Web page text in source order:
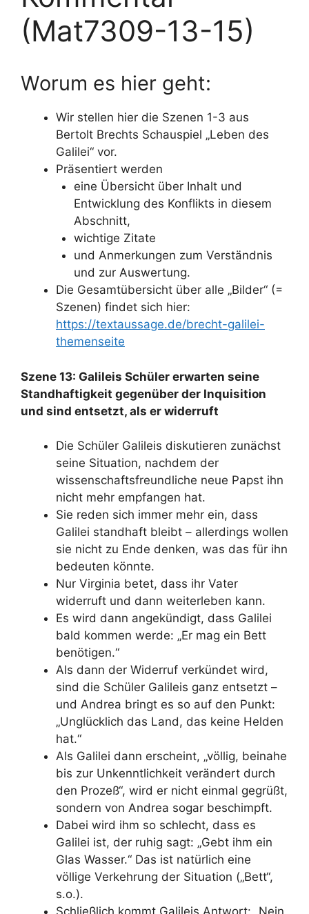
(Mat7309-13-15)
Worum es hier geht:
Wir stellen hier die Szenen 1-3 aus
Bertolt Brechts Schauspiel „Leben des
Galilei“ vor.
Präsentiert werden
eine Übersicht über Inhalt und
Entwicklung des Konflikts in diesem
Abschnitt,
wichtige Zitate
und Anmerkungen zum Verständnis
und zur Auswertung.
Die Gesamtübersicht über alle „Bilder“ (=
Szenen) findet sich hier:
https://textaussage.de/brecht-galilei-
themenseite
Szene 13: Galileis Schüler erwarten seine
Standhaftigkeit gegenüber der Inquisition
und sind entsetzt, als er widerruft
Die Schüler Galileis diskutieren zunächst
seine Situation, nachdem der
wissenschaftsfreundliche neue Papst ihn
nicht mehr empfangen hat.
Sie reden sich immer mehr ein, dass
Galilei standhaft bleibt – allerdings wollen
sie nicht zu Ende denken, was das für ihn
bedeuten könnte.
Nur Virginia betet, dass ihr Vater
widerruft und dann weiterleben kann.
Es wird dann angekündigt, dass Galilei
bald kommen werde: „Er mag ein Bett
benötigen.“
Als dann der Widerruf verkündet wird,
sind die Schüler Galileis ganz entsetzt –
und Andrea bringt es so auf den Punkt:
„Unglücklich das Land, das keine Helden
hat.“
Als Galilei dann erscheint, „völlig, beinahe
bis zur Unkenntlichkeit verändert durch
den Prozeß“, wird er nicht einmal gegrüßt,
sondern von Andrea sogar beschimpft.
Dabei wird ihm so schlecht, dass es
Galilei ist, der ruhig sagt: „Gebt ihm ein
Glas Wasser.“ Das ist natürlich eine
völlige Verkehrung der Situation („Bett“,
s.o.).
Schließlich kommt Galileis Antwort: „Nein.